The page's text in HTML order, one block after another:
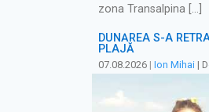
zona Transalpina […]
DUNĂREA S-A
PLAJĂ
07.08.2026 | Ion Mihai |